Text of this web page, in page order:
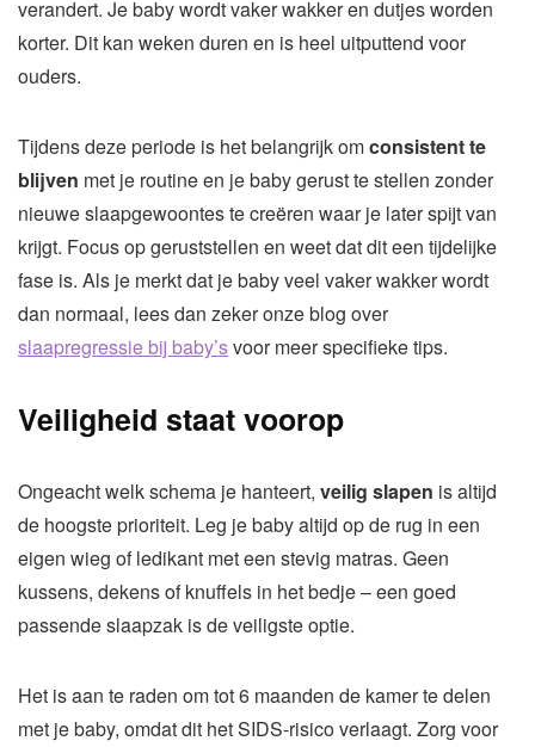
verandert. Je baby wordt vaker wakker en dutjes worden
korter. Dit kan weken duren en is heel uitputtend voor
ouders.
Tijdens deze periode is het belangrijk omconsistent te
blijven met je routine en je baby gerust te stellen zonder
nieuwe slaapgewoontes te creëren waar je later spijt van
krijgt. Focus op geruststellen en weet dat dit een tijdelijke
fase is. Als je merkt dat je baby veel vaker wakker wordt
dan normaal, lees dan zeker onze blog over
slaapregressie bij baby’svoor meer specifieke tips.
Veiligheid staat voorop
Ongeacht welk schema je hanteert, veilig slapen is altijd
de hoogste prioriteit. Leg je baby altijd op de rug in een
eigen wieg of ledikant met een stevig matras. Geen
kussens, dekens of knuffels in het bedje – een goed
passende slaapzak is de veiligste optie.
Het is aan te raden om tot 6 maanden de kamer te delen
met je baby, omdat dit het SIDS-risico verlaagt. Zorg voor